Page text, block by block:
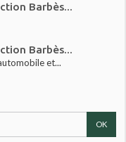
Barbès...
Barbès...
et...